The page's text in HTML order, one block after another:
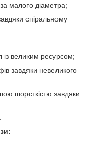
за малого діаметра;
спіральному
із великим ресурсом;
завдяки невеликого
шорсткістю завдяки